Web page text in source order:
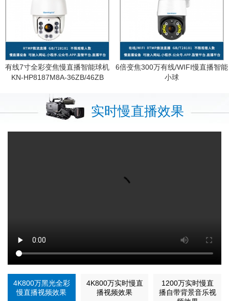
有线7寸全彩变焦慢直播智能球机
KN-HP8187M8A-36ZB/46ZB
6倍变焦300万有线/WIFI慢直播智能
小球
实时慢直播效果
4K800万黑光全彩
慢直播视频效果
4K800万实时慢直
播视频效果
1200万实时慢直
播自带背景音乐视